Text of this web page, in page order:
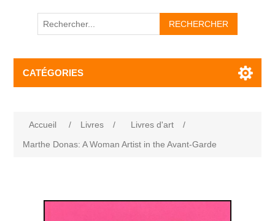
CATÉGORIES
Accueil / Livres / Livres d'art
/
Marthe Donas: A Woman Artist in the Avant-Garde